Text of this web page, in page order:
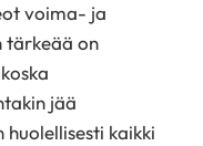
voima- ja
tärkeää on
jää
huolellisesti kaikki